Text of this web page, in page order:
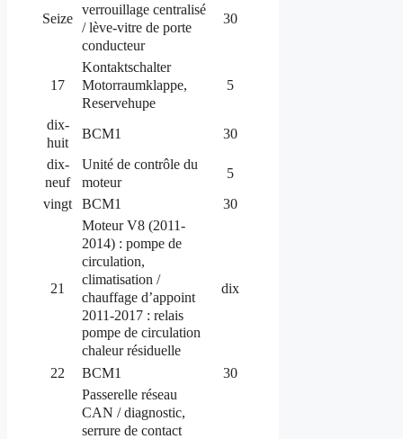
Seize
verrouillage centralisé
/ lève-vitre de porte
conducteur
30
17
Kontaktschalter
Motorraumklappe,
Reservehupe
5
dix-
huit
BCM1
30
dix-
neuf
Unité de contrôle du
moteur
5
vingt
BCM1 30
21
Moteur V8 (2011-
2014) : pompe de
circulation,
climatisation /
chauffage d’appoint
2011-2017 : relais
pompe de circulation
chaleur résiduelle
dix
22 BCM1 30
Passerelle réseau
CAN / diagnostic,
serrure de contact